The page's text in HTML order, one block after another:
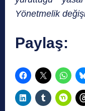
Yönetmelik
Paylaş: